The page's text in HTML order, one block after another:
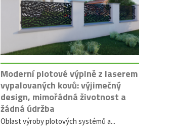
Moderní plotové výplně z laserem
vypalovaných kovů: výjimečný
design, mimořádná životnost a
žádná údržba
Oblast výroby plotových systémů a...